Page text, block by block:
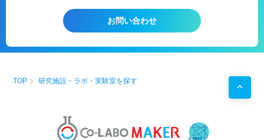
お問い合わせ
TOP 研究施設・ラボ・実験室を探す